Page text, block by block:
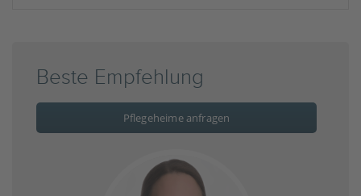
Beste Empfehlung
Pflegeheime anfragen